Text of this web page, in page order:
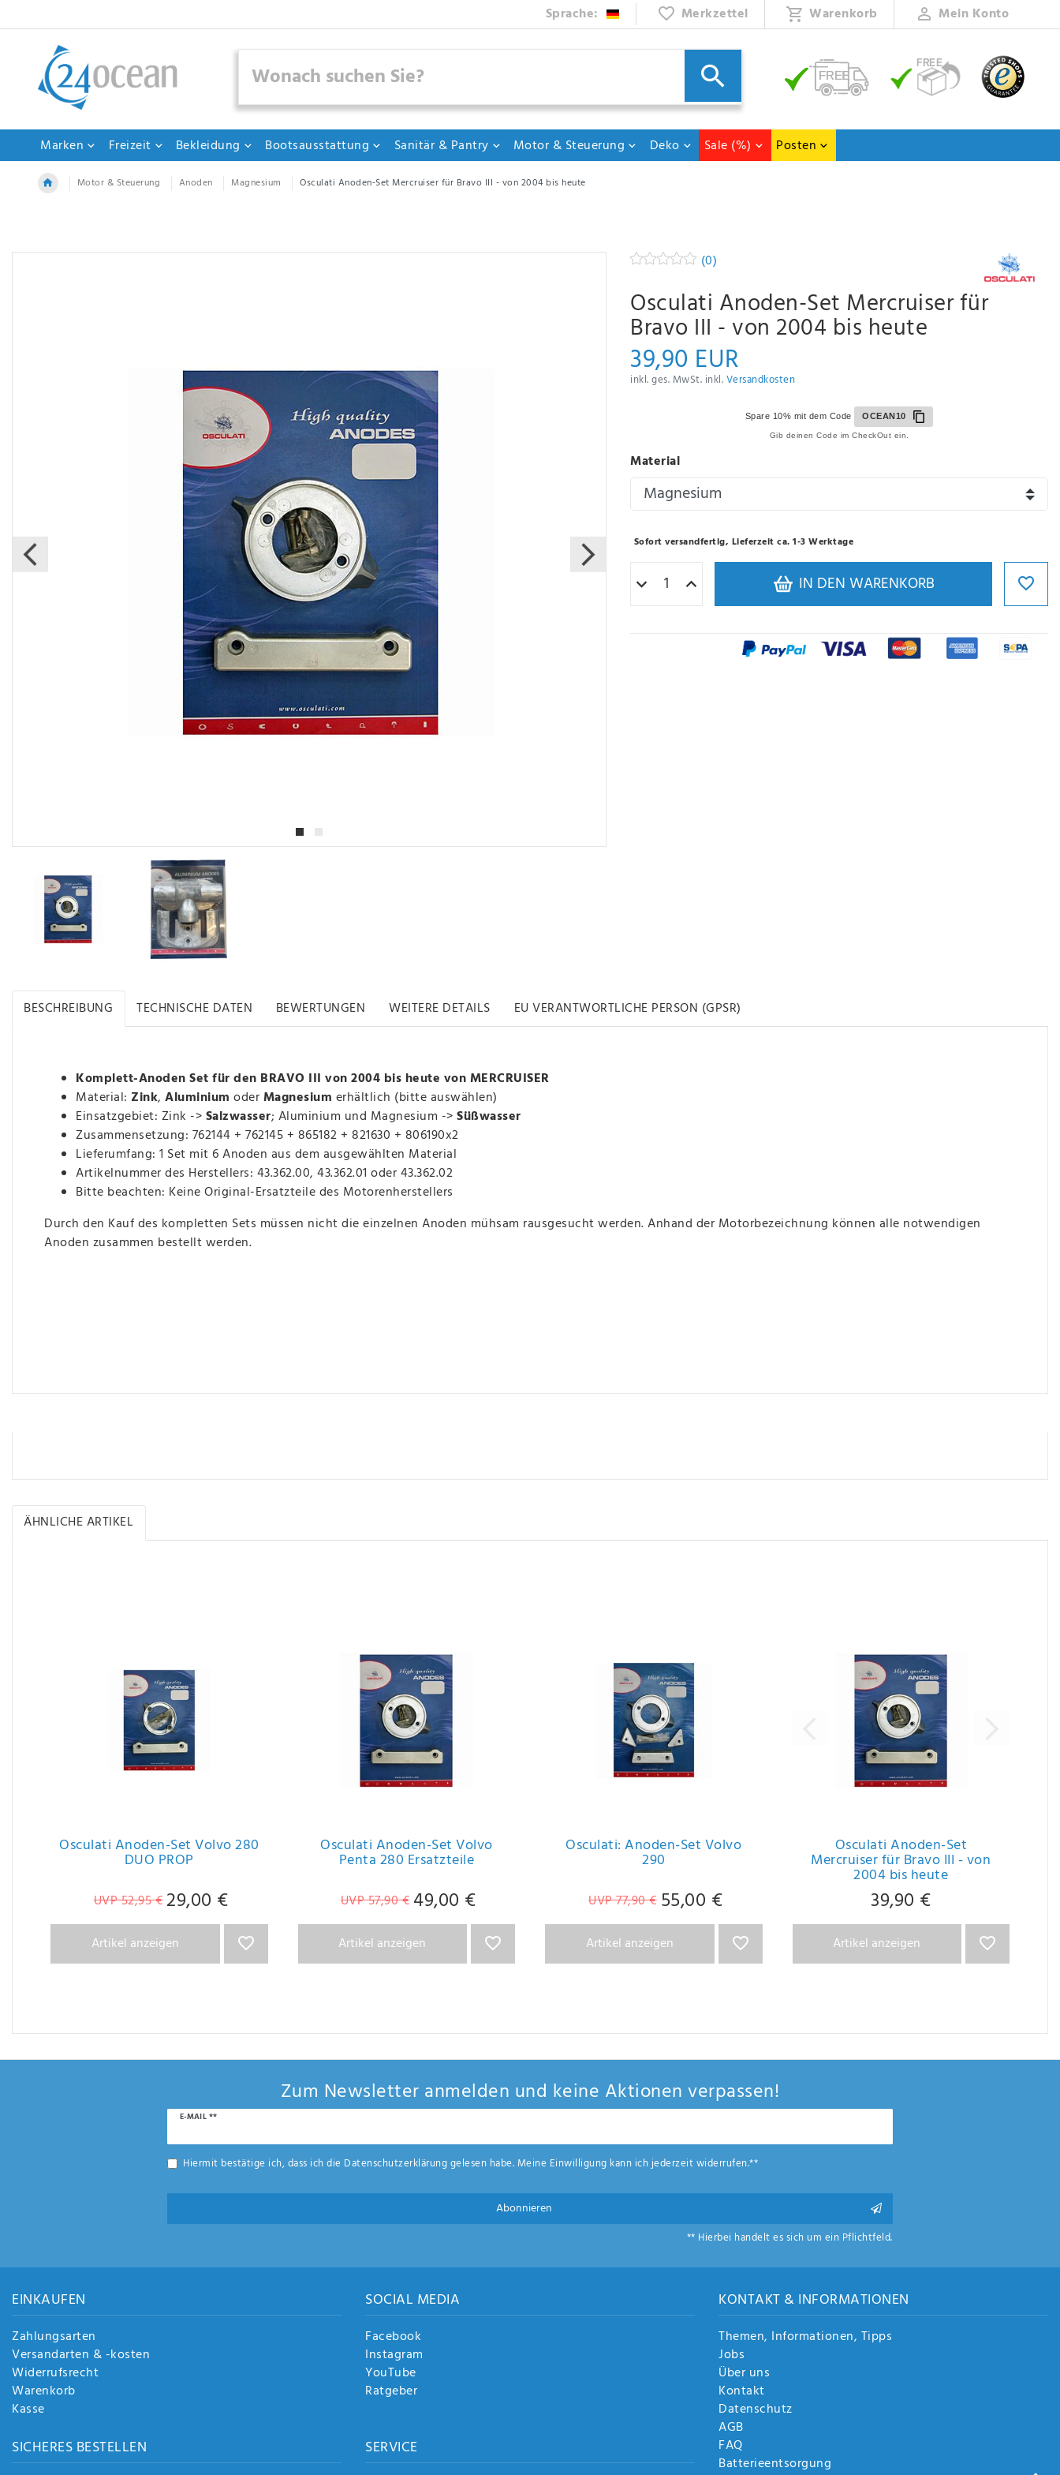
Sprache: Merkzettel Warenkorb Mein Konto
Marken Freizeit Bekleidung Bootsausstattung Sanitär & Pantry Motor & Steuerung Deko Sale (%) Posten
Motor & Steuerung Anoden Magnesium Osculati Anoden-Set Mercruiser für Bravo III - von 2004 bis heute
(0)
Osculati Anoden-Set Mercruiser für
Bravo III - von 2004 bis heute
39,90 EUR
inkl. ges. MwSt. inkl.Versandkosten
Spare 10% mit dem Code OCEAN10
Gib deinen Code im CheckOut ein.
Material
Sofort versandfertig, Lieferzeit ca. 1-3 Werktage
IN DEN WARENKORB
BESCHREIBUNG TECHNISCHE DATEN BEWERTUNGEN WEITERE DETAILS EU VERANTWORTLICHE PERSON (GPSR)
Komplett-Anoden Set für den BRAVO III von 2004 bis heute von MERCRUISER
Material: Zink, Aluminium oderMagnesium erhältlich (bitte auswählen)
Einsatzgebiet: Zink ->Salzwasser; Aluminium und Magnesium ->Süßwasser
Zusammensetzung: 762144 + 762145 + 865182 + 821630 + 806190x2
Lieferumfang: 1 Set mit 6 Anoden aus dem ausgewählten Material
Artikelnummer des Herstellers: 43.362.00, 43.362.01 oder 43.362.02
Bitte beachten: Keine Original-Ersatzteile des Motorenherstellers
Durch den Kauf des kompletten Sets müssen nicht die einzelnen Anoden mühsam rausgesucht werden. Anhand der Motorbezeichnung können alle notwendigen
Anoden zusammen bestellt werden.
ÄHNLICHE ARTIKEL
Osculati Anoden-Set Volvo 280
DUO PROP
UVP 52,95 € 29,00 €
Artikel anzeigen
Osculati Anoden-Set Volvo
Penta 280 Ersatzteile
UVP 57,90 € 49,00 €
Artikel anzeigen
Osculati: Anoden-Set Volvo
290
UVP 77,90 € 55,00 €
Artikel anzeigen
Osculati Anoden-Set
Mercruiser für Bravo III - von
2004 bis heute
39,90 €
Artikel anzeigen
Zum Newsletter anmelden und keine Aktionen verpassen!
E-MAIL **
Newsletter
Hiermit bestätige ich, dass ich die Daten­schutz­erklärunggelesen habe. Meine Einwilligung kann ich jederzeit widerrufen.**
Abonnieren
** Hierbei handelt es sich um ein Pflichtfeld.
EINKAUFEN
Zahlungsarten
Versandarten & -kosten
Widerrufsrecht
Warenkorb
Kasse
SICHERES BESTELLEN
SOCIAL MEDIA
Facebook
Instagram
YouTube
Ratgeber
SERVICE
KONTAKT & INFORMATIONEN
Themen, Informationen, Tipps
Jobs
Über uns
Kontakt
Datenschutz
AGB
FAQ
Batterieentsorgung